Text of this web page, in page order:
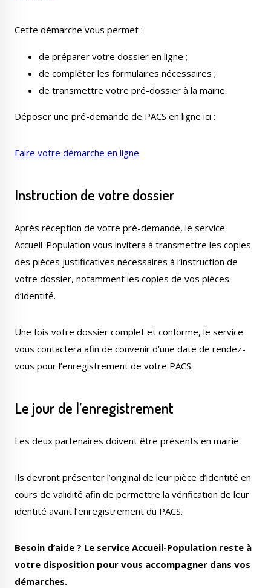
Le Créa
Cette démarche vous permet :
de préparer votre dossier en ligne ;
de compléter les formulaires nécessaires ;
de transmettre votre pré-dossier à la mairie.
Déposer une pré-demande de PACS en ligne ici :
Faire votre démarche en ligne
Instruction de votre dossier
Après réception de votre pré-demande, le service
Accueil-Population vous invitera à transmettre les copies
des pièces justificatives nécessaires à l’instruction de
votre dossier, notamment les copies de vos pièces
d’identité.
Une fois votre dossier complet et conforme, le service
vous contactera afin de convenir d’une date de rendez-
vous pour l’enregistrement de votre PACS.
Le jour de l’enregistrement
Les deux partenaires doivent être présents en mairie.
Ils devront présenter l’original de leur pièce d’identité en
cours de validité afin de permettre la vérification de leur
identité avant l’enregistrement du PACS.
Besoin d’aide ? Le service Accueil-Population reste à
votre disposition pour vous accompagner dans vos
démarches.